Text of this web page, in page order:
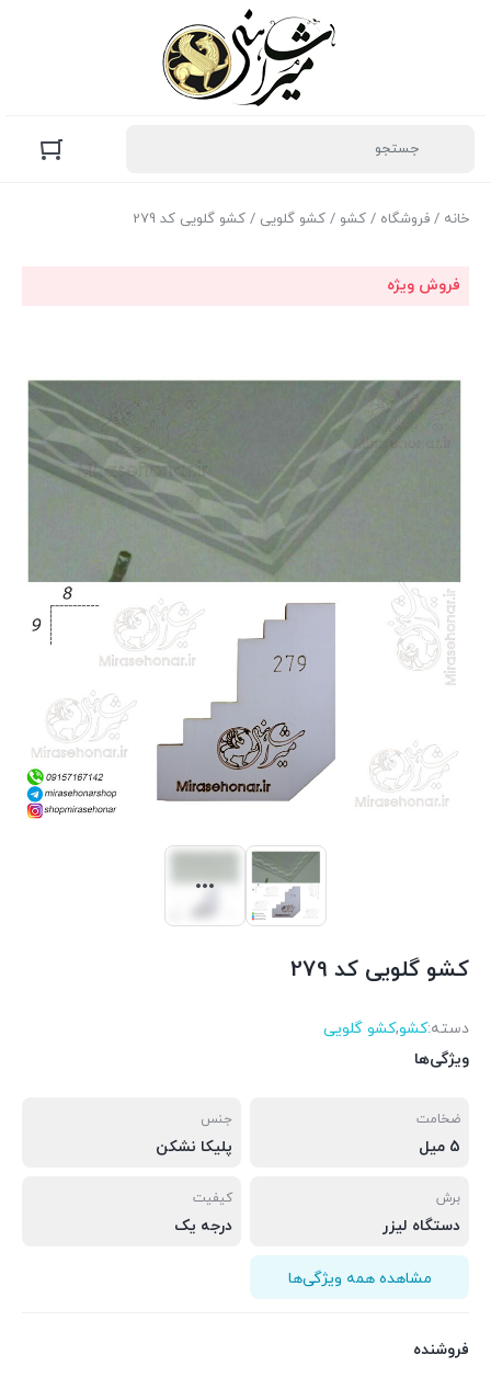
خانه / فروشگاه / کشو / کشو گلویی / کشو گلویی کد 279
فروش ویژه
کشو گلویی کد 279
دسته:کشو,کشو گلویی
ویژگی‌ها
ضخامت
5 میل
جنس
پلیکا نشکن
برش
دستگاه لیزر
کیفیت
درجه یک
مشاهده همه ویژگی‌ها
فروشنده